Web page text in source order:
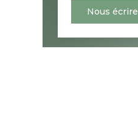
Nous écrire